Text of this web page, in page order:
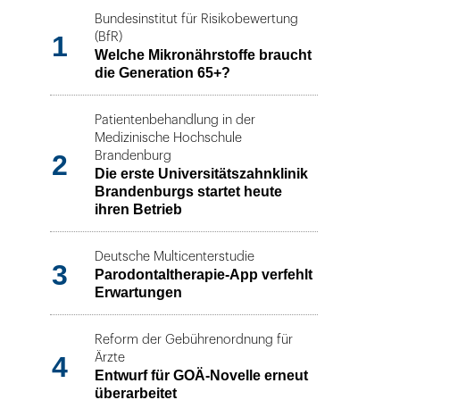
1
Bundesinstitut für Risikobewertung
(BfR)
Welche Mikronährstoffe braucht
die Generation 65+?
2
Patientenbehandlung in der
Medizinische Hochschule
Brandenburg
Die erste Universitätszahnklinik
Brandenburgs startet heute
ihren Betrieb
3
Deutsche Multicenterstudie
Parodontaltherapie-App verfehlt
Erwartungen
4
Reform der Gebührenordnung für
Ärzte
Entwurf für GOÄ-Novelle erneut
überarbeitet